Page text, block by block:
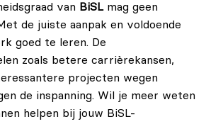
van BiSLmag geen
de juiste aanpak en voldoende
goed te leren. De
zoals betere carrièrekansen,
projecten wegen
de inspanning. Wil je meer weten
helpen bij jouw BiSL-